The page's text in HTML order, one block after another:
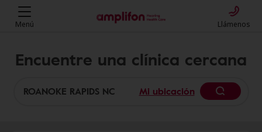
Menú Llámenos
Encuentre una clínica cercana
Mi ubicación